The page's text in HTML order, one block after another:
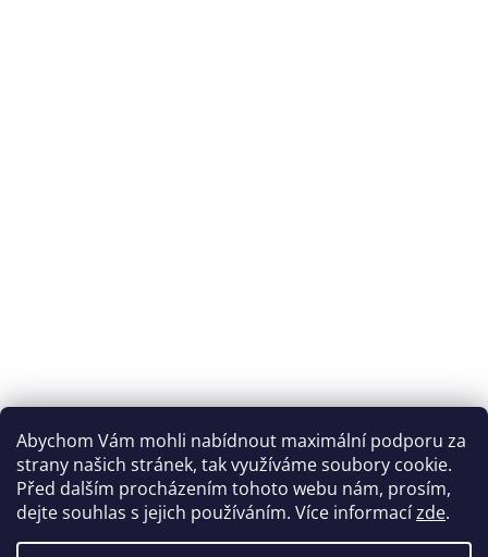
Abychom Vám mohli nabídnout maximální podporu za
strany našich stránek, tak využíváme soubory cookie.
Před dalším procházením tohoto webu nám, prosím,
dejte souhlas s jejich používáním. Více informacízde.